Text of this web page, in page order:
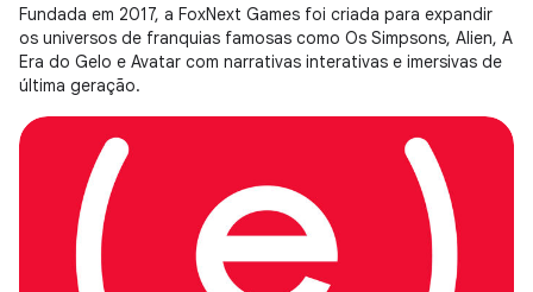
Fundada em 2017, a FoxNext Games foi criada para expandir
os universos de franquias famosas como Os Simpsons, Alien, A
Era do Gelo e Avatar com narrativas interativas e imersivas de
última geração.